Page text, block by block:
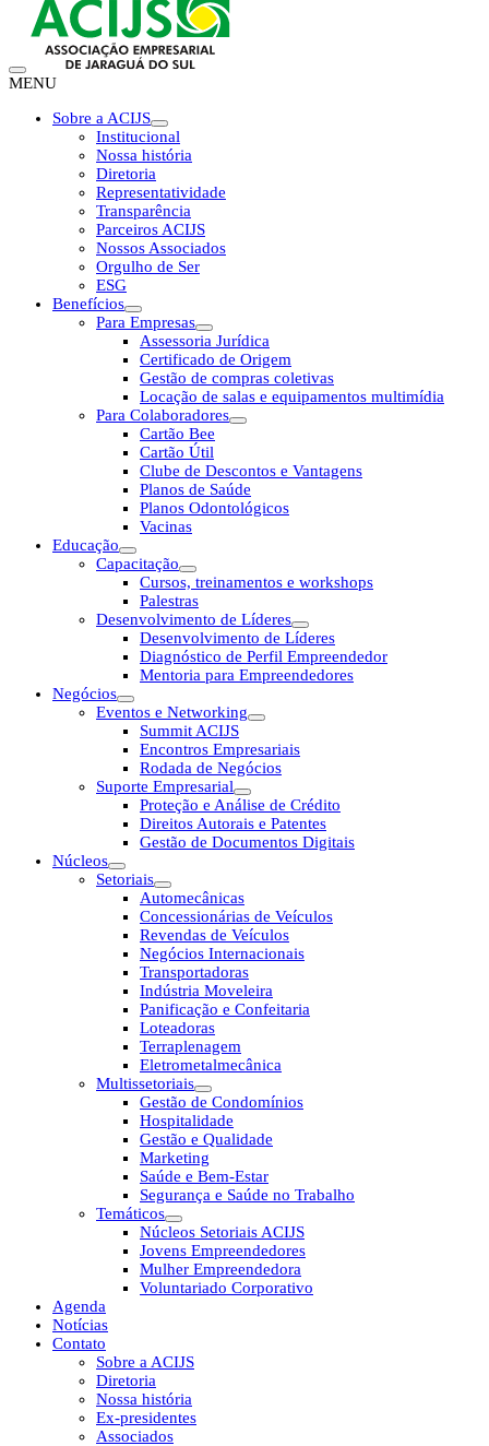
MENU
Sobre a ACIJS
Institucional
Nossa história
Diretoria
Representatividade
Transparência
Parceiros ACIJS
Nossos Associados
Orgulho de Ser
ESG
Benefícios
Para Empresas
Assessoria Jurídica
Certificado de Origem
Gestão de compras coletivas
Locação de salas e equipamentos multimídia
Para Colaboradores
Cartão Bee
Cartão Útil
Clube de Descontos e Vantagens
Planos de Saúde
Planos Odontológicos
Vacinas
Educação
Capacitação
Cursos, treinamentos e workshops
Palestras
Desenvolvimento de Líderes
Desenvolvimento de Líderes
Diagnóstico de Perfil Empreendedor
Mentoria para Empreendedores
Negócios
Eventos e Networking
Summit ACIJS
Encontros Empresariais
Rodada de Negócios
Suporte Empresarial
Proteção e Análise de Crédito
Direitos Autorais e Patentes
Gestão de Documentos Digitais
Núcleos
Setoriais
Automecânicas
Concessionárias de Veículos
Revendas de Veículos
Negócios Internacionais
Transportadoras
Indústria Moveleira
Panificação e Confeitaria
Loteadoras
Terraplenagem
Eletrometalmecânica
Multissetoriais
Gestão de Condomínios
Hospitalidade
Gestão e Qualidade
Marketing
Saúde e Bem-Estar
Segurança e Saúde no Trabalho
Temáticos
Núcleos Setoriais ACIJS
Jovens Empreendedores
Mulher Empreendedora
Voluntariado Corporativo
Agenda
Notícias
Contato
Sobre a ACIJS
Diretoria
Nossa história
Ex-presidentes
Associados